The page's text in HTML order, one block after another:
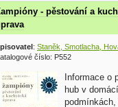
- pěstování a
: Staněk, Smotlacha,
číslo: P552
Informace o
hub v